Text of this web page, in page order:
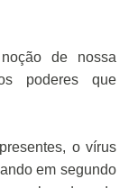
de nossa
poderes que
o vírus
em segundo